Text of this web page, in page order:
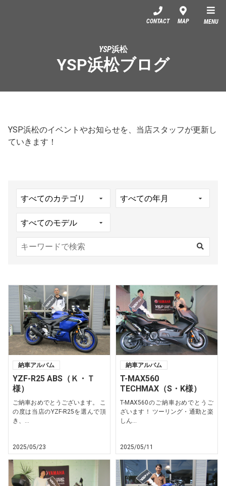
CONTACT MAP MENU
YSP浜松
YSP浜松ブログ
YSP浜松のイベントやお知らせを、当店スタッフが更新し
ていきます！
納車アルバム
YZF-R25 ABS（Ｋ・Ｔ
様）
ご納車おめでとうございます。 こ
の度は当店のYZF-R25を選んで頂
き、...
2025/05/23
納車アルバム
T-MAX560
TECHMAX（S・K様）
T-MAX560のご納車おめでとうご
ざいます！ ツーリング・通勤と楽
しん...
2025/05/11